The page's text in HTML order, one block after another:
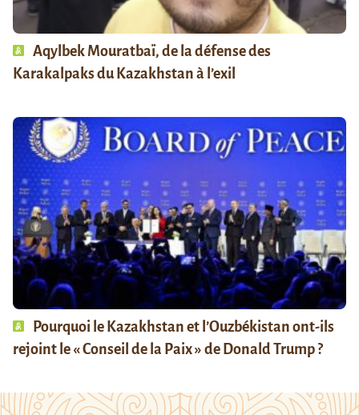
Aqylbek Mouratbaï, de la défense des
Karakalpaks du Kazakhstan à l’exil
Pourquoi le Kazakhstan et l’Ouzbékistan ont-ils
rejoint le « Conseil de la Paix » de Donald Trump ?